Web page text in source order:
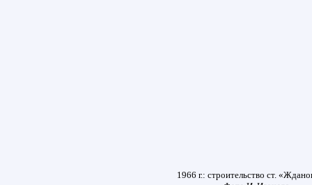
1966 г.: строительство ст.